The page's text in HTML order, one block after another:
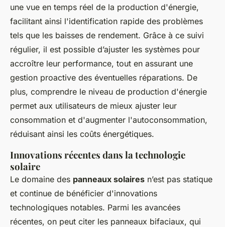
une vue en temps réel de la production d'énergie,
facilitant ainsi l'identification rapide des problèmes
tels que les baisses de rendement. Grâce à ce suivi
régulier, il est possible d’ajuster les systèmes pour
accroître leur performance, tout en assurant une
gestion proactive des éventuelles réparations. De
plus, comprendre le niveau de production d'énergie
permet aux utilisateurs de mieux ajuster leur
consommation et d'augmenter l'autoconsommation,
réduisant ainsi les coûts énergétiques.
Innovations récentes dans la technologie
solaire
Le domaine des panneaux solaires n’est pas statique
et continue de bénéficier d'innovations
technologiques notables. Parmi les avancées
récentes, on peut citer les panneaux bifaciaux, qui